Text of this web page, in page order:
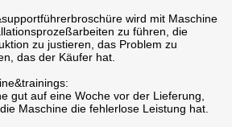
wird mit Maschine
zu führen, die
zu justieren, das Problem zu
das der Käufer hat.
gut auf eine Woche vor der Lieferung,
Maschine die fehlerlose Leistung hat.